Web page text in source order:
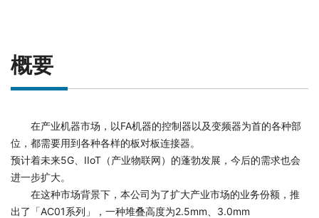
概要
在产业机器市场，以FA机器的控制器以及变频器为首的各种部
位，都需要用到各种各样的板对板连接器。
预计着未来5G、IIoT（产业物联网）的蓬勃发展，今后的需求也会
进一步扩大。
在这种市场背景下，本公司为了扩大产业市场的业务份额，推
出了「AC01系列」，一种堆叠高度为2.5mm、3.0mm